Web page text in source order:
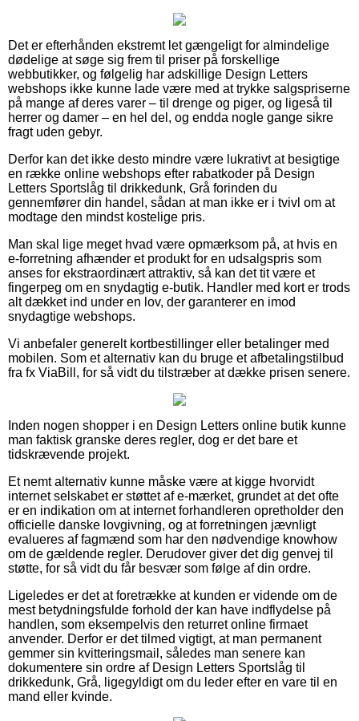
Det er efterhånden ekstremt let gængeligt for almindelige
dødelige at søge sig frem til priser på forskellige
webbutikker, og følgelig har adskillige Design Letters
webshops ikke kunne lade være med at trykke salgspriserne
på mange af deres varer – til drenge og piger, og ligeså til
herrer og damer – en hel del, og endda nogle gange sikre
fragt uden gebyr.
Derfor kan det ikke desto mindre være lukrativt at besigtige
en række online webshops efter rabatkoder på Design
Letters Sportslåg til drikkedunk, Grå forinden du
gennemfører din handel, sådan at man ikke er i tvivl om at
modtage den mindst kostelige pris.
Man skal lige meget hvad være opmærksom på, at hvis en
e-forretning afhænder et produkt for en udsalgspris som
anses for ekstraordinært attraktiv, så kan det tit være et
fingerpeg om en snydagtig e-butik. Handler med kort er trods
alt dækket ind under en lov, der garanterer en imod
snydagtige webshops.
Vi anbefaler generelt kortbestillinger eller betalinger med
mobilen. Som et alternativ kan du bruge et afbetalingstilbud
fra fx ViaBill, for så vidt du tilstræber at dække prisen senere.
Inden nogen shopper i en Design Letters online butik kunne
man faktisk granske deres regler, dog er det bare et
tidskrævende projekt.
Et nemt alternativ kunne måske være at kigge hvorvidt
internet selskabet er støttet af e-mærket, grundet at det ofte
er en indikation om at internet forhandleren opretholder den
officielle danske lovgivning, og at forretningen jævnligt
evalueres af fagmænd som har den nødvendige knowhow
om de gældende regler. Derudover giver det dig genvej til
støtte, for så vidt du får besvær som følge af din ordre.
Ligeledes er det at foretrække at kunden er vidende om de
mest betydningsfulde forhold der kan have indflydelse på
handlen, som eksempelvis den returret online firmaet
anvender. Derfor er det tilmed vigtigt, at man permanent
gemmer sin kvitteringsmail, således man senere kan
dokumentere sin ordre af Design Letters Sportslåg til
drikkedunk, Grå, ligegyldigt om du leder efter en vare til en
mand eller kvinde.